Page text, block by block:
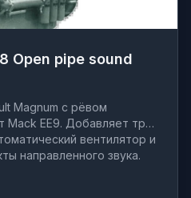
Open pipe sound
Magnum с рёвом
Mack EE9. Добавляет три
вентилятор и
направленного звука.